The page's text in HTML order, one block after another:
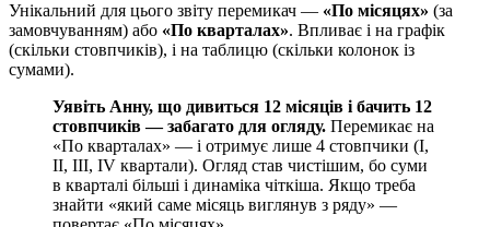
Унікальний для цього звіту перемикач — «По місяцях» (за
замовчуванням) або «По кварталах». Впливає і на графік
(скільки стовпчиків), і на таблицю (скільки колонок із
сумами).
Уявіть Анну, що дивиться 12 місяців і бачить 12
стовпчиків — забагато для огляду. Перемикає на
«По кварталах» — і отримує лише 4 стовпчики (I,
II, III, IV квартали). Огляд став чистішим, бо суми
в кварталі більші і динаміка чіткіша. Якщо треба
знайти «який саме місяць виглянув з ряду» —